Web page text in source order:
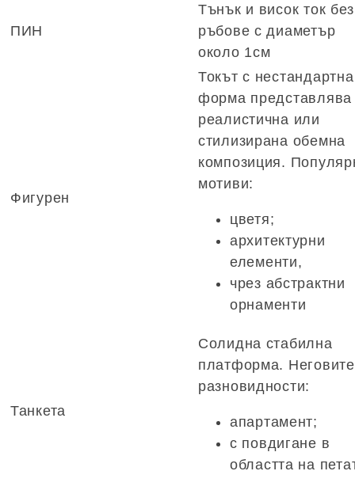
ПИН
Тънък и висок ток без
ръбове с диаметър
около 1см
Фигурен
Токът с нестандартна
форма представлява
реалистична или
стилизирана обемна
композиция.
мотиви:
цветя;
архитектурни
елементи,
чрез абстрактни
орнаменти
Танкета
Солидна стабилна
платформа. Неговите
разновидности:
апартамент;
с повдигане в
областта на